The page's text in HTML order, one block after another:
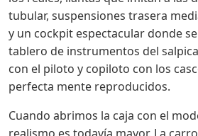
tubular, suspensiones trasera
y un cockpit espectacular donde
tablero de instrumentos del
con el piloto y copiloto con los
perfecta mente reproducidos.
Cuando abrimos la caja con el